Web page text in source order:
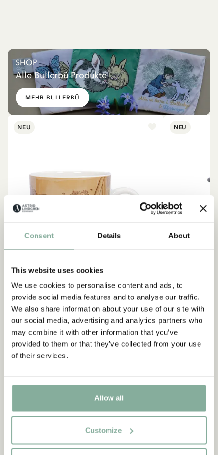
Consent Details About
This website uses cookies
We use cookies to personalise content and ads, to
provide social media features and to analyse our traffic.
We also share information about your use of our site with
our social media, advertising and analytics partners who
may combine it with other information that you’ve
provided to them or that they’ve collected from your use
of their services.
Allow all
Customize
SHOP
Alle Bullerbü Produkte
MEHR BULLERBÜ
NEU
Tasse Wir Kinder aus Bullerbü Braun – 260
IN DEN WARENKORB
NEU
Emaille-